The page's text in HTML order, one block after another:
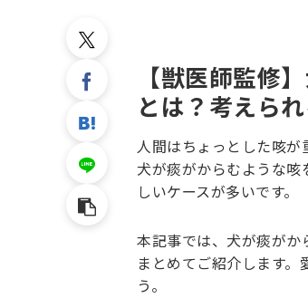
【獣医師監修
とは？考えら
人間はちょっとした咳
犬が痰がからむような
しいケースが多いです。
本記事では、犬が痰が
まとめてご紹介します
う。